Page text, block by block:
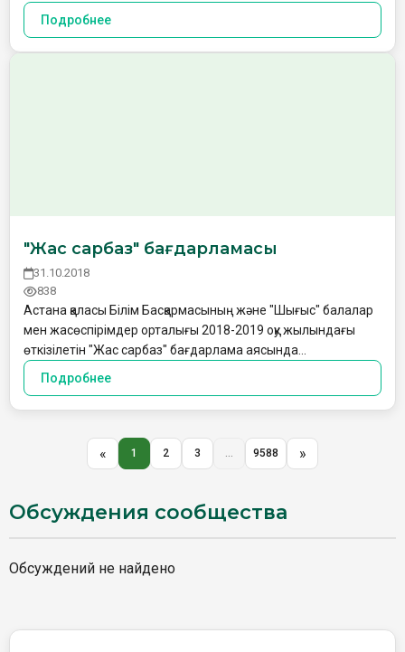
Подробнее
"Жас сарбаз" бағдарламасы
31.10.2018
838
Астана қаласы Білім Басқармасының және "Шығыс" балалар
мен жасөспірімдер орталығы 2018-2019 оқу жылындағы
өткізілетін "Жас сарбаз" бағдарлама аясында…
Подробнее
« 1 2 3 ... 9588 »
Обсуждения сообщества
Обсуждений не найдено